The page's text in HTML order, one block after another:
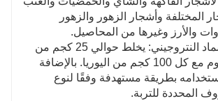
المختلفة وأشجار الزهور والزهور
والأرز وغيرها من المحاصيل.
3、مخلوطاً بالسماد النتروجيني: يخلط حوالي 25 كجم من
هيومات البوتاسيوم مع كل 100 كجم من اليوريا. بالإضافة
بطريقة مستهدفة وفقًا لنوع
المحددة للتربة.